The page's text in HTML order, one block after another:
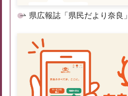
県広報誌「県民だより奈良」